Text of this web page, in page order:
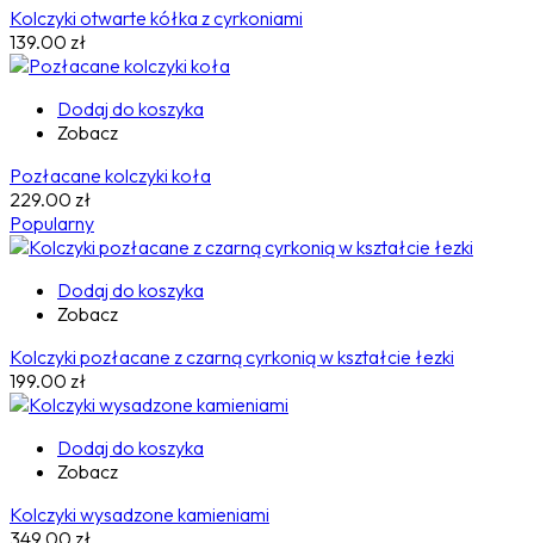
Kolczyki otwarte kółka z cyrkoniami
139.00 zł
Dodaj do koszyka
Zobacz
Pozłacane kolczyki koła
229.00 zł
Popularny
Dodaj do koszyka
Zobacz
Kolczyki pozłacane z czarną cyrkonią w kształcie łezki
199.00 zł
Dodaj do koszyka
Zobacz
Kolczyki wysadzone kamieniami